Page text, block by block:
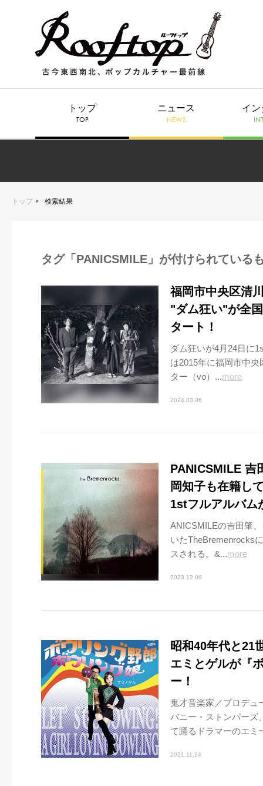
トップ
TOP
ニュース
NEWS
イン
トップ 検索結果
タグ「PANICSMILE」が付けられている
福岡市中央区清
"ダム狂い"が全
タート！
ダム狂いが4月24日に
は2015年に福岡市中
ター（vo）...more
2024.03.06
PANICSMILE 吉
岡知子も在籍し
1stフルアルバム
ANICSMILEの吉田肇
いたTheBremenrocks
スされる。&...more
2023.12.06
昭和40年代と21
エミとゲルが『
ー！
鬼才音楽家／プロデュ
バニー・ストンパーズ
て踊るドラマーのエミ
2021.11.24